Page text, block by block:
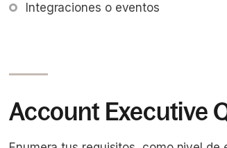
Integraciones o eventos
Account Executive